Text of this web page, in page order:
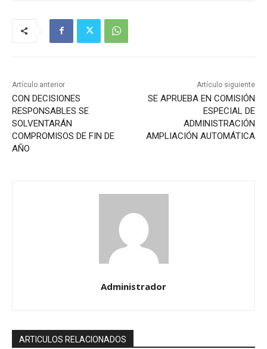
Artículo anterior
CON DECISIONES
RESPONSABLES SE
SOLVENTARÁN
COMPROMISOS DE FIN DE
AÑO
Artículo siguiente
SE APRUEBA EN COMISIÓN
ESPECIAL DE
ADMINISTRACIÓN
AMPLIACIÓN AUTOMÁTICA
Administrador
ARTICULOS RELACIONADOS